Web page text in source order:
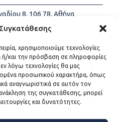
χρησιμοποιούμε τεχνολογίες
και την πρόσβαση σε πληροφορίες
λόγω τεχνολογίες θα μας
προσωπικού χαρακτήρα, όπως
αναγνωριστικά σε αυτόν τον
της συγκατάθεσης, μπορεί
και δυνατότητες.
8, 106 78, Αθήνα
+30 213-2147500
ΣΥΝΔΕΣΜΟΙ
ΚΕΔΕ